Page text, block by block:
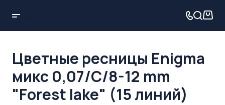
Цветные ресницы Enigma
микс 0,07/C/8-12 mm
"Forest lake" (15 линий)